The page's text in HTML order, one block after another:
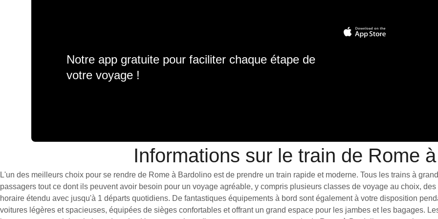
Notre app gratuite pour faciliter chaque étape de
votre voyage !
Informations sur le train de Rome
L'un des meilleurs choix pour se rendre de Rome à Bardolino est de prendre un train rapide et moderne. Tous les trains à
passagers tout ce dont ils peuvent avoir besoin pour un voyage agréable, y compris plusieurs classes de voyage au choix,
horaire étendu avec jusqu'à 1 départs quotidiens. De fantastiques équipements à bord sont également à votre disposition
voitures légères et spacieuses, équipées de sièges confortables et offrant un grand espace pour les jambes et les bagages.